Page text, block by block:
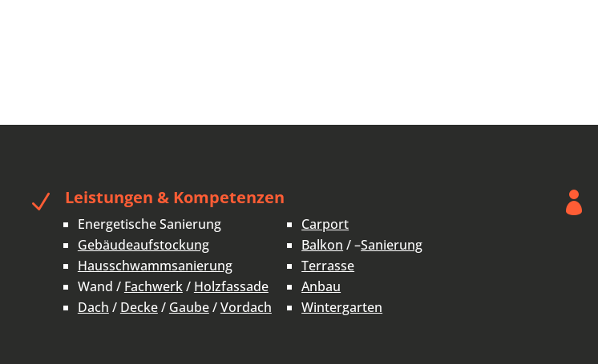
N Leistungen & Kompetenzen
Energetische Sanierung
Gebäudeaufstockung
Hausschwammsanierung
Wand / Fachwerk/ Holzfassade
Dach / Decke/ Gaube/Vordach
Carport
Balkon / –Sanierung
Terrasse
Anbau
Wintergarten
